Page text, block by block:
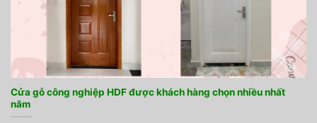
Cửa gỗ công nghiệp HDF được khách hàng chọn nhiều nhất
năm